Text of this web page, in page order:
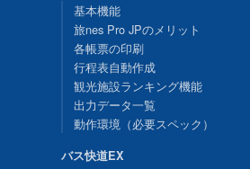
基本機能
旅nes Pro JPのメリット
各帳票の印刷
行程表自動作成
観光施設ランキング機能
出力データ一覧
動作環境（必要スペック）
バス快道EX